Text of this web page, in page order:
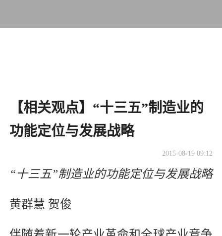
【相关观点】“十三五”制造业的
功能定位与发展战略
2015-08-19 09:12
“十三五”制造业的功能定位与发展战略
黄群慧 贺俊